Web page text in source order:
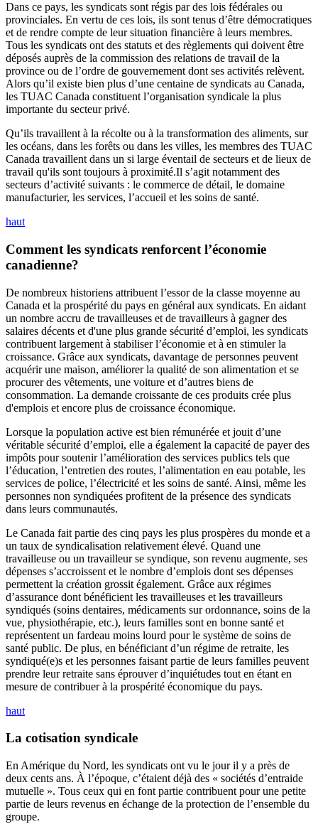
Dans ce pays, les syndicats sont régis par des lois fédérales ou
provinciales. En vertu de ces lois, ils sont tenus d’être démocratiques
et de rendre compte de leur situation financière à leurs membres.
Tous les syndicats ont des statuts et des règlements qui doivent être
déposés auprès de la commission des relations de travail de la
province ou de l’ordre de gouvernement dont ses activités relèvent.
Alors qu’il existe bien plus d’une centaine de syndicats au Canada,
les TUAC Canada constituent l’organisation syndicale la plus
importante du secteur privé.
Qu’ils travaillent à la récolte ou à la transformation des aliments, sur
les océans, dans les forêts ou dans les villes, les membres des TUAC
Canada travaillent dans un si large éventail de secteurs et de lieux de
travail qu'ils sont toujours à proximité.Il s’agit notamment des
secteurs d’activité suivants : le commerce de détail, le domaine
manufacturier, les services, l’accueil et les soins de santé.
haut
Comment les syndicats renforcent l’économie
canadienne?
De nombreux historiens attribuent l’essor de la classe moyenne au
Canada et la prospérité du pays en général aux syndicats. En aidant
un nombre accru de travailleuses et de travailleurs à gagner des
salaires décents et d'une plus grande sécurité d’emploi, les syndicats
contribuent largement à stabiliser l’économie et à en stimuler la
croissance. Grâce aux syndicats, davantage de personnes peuvent
acquérir une maison, améliorer la qualité de son alimentation et se
procurer des vêtements, une voiture et d’autres biens de
consommation. La demande croissante de ces produits crée plus
d'emplois et encore plus de croissance économique.
Lorsque la population active est bien rémunérée et jouit d’une
véritable sécurité d’emploi, elle a également la capacité de payer des
impôts pour soutenir l’amélioration des services publics tels que
l’éducation, l’entretien des routes, l’alimentation en eau potable, les
services de police, l’électricité et les soins de santé. Ainsi, même les
personnes non syndiquées profitent de la présence des syndicats
dans leurs communautés.
Le Canada fait partie des cinq pays les plus prospères du monde et a
un taux de syndicalisation relativement élevé. Quand une
travailleuse ou un travailleur se syndique, son revenu augmente, ses
dépenses s’accroissent et le nombre d’emplois dont ses dépenses
permettent la création grossit également. Grâce aux régimes
d’assurance dont bénéficient les travailleuses et les travailleurs
syndiqués (soins dentaires, médicaments sur ordonnance, soins de la
vue, physiothérapie, etc.), leurs familles sont en bonne santé et
représentent un fardeau moins lourd pour le système de soins de
santé public. De plus, en bénéficiant d’un régime de retraite, les
syndiqué(e)s et les personnes faisant partie de leurs familles peuvent
prendre leur retraite sans éprouver d’inquiétudes tout en étant en
mesure de contribuer à la prospérité économique du pays.
haut
La cotisation syndicale
En Amérique du Nord, les syndicats ont vu le jour il y a près de
deux cents ans. À l’époque, c’étaient déjà des « sociétés d’entraide
mutuelle ». Tous ceux qui en font partie contribuent pour une petite
partie de leurs revenus en échange de la protection de l’ensemble du
groupe.